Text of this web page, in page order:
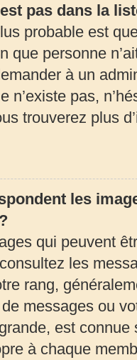
pas dans la
probable est
que personne
à un
n’existe pas,
trouverez plus
les
qui peuvent
les
rang,
messages ou
est connue
à chaque